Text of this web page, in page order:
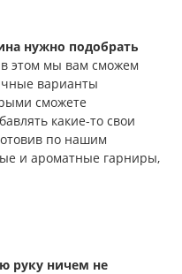
нужно подобрать
этом мы вам сможем
варианты
сможете
какие-то свои
по нашим
и ароматные гарниры,
руку ничем не